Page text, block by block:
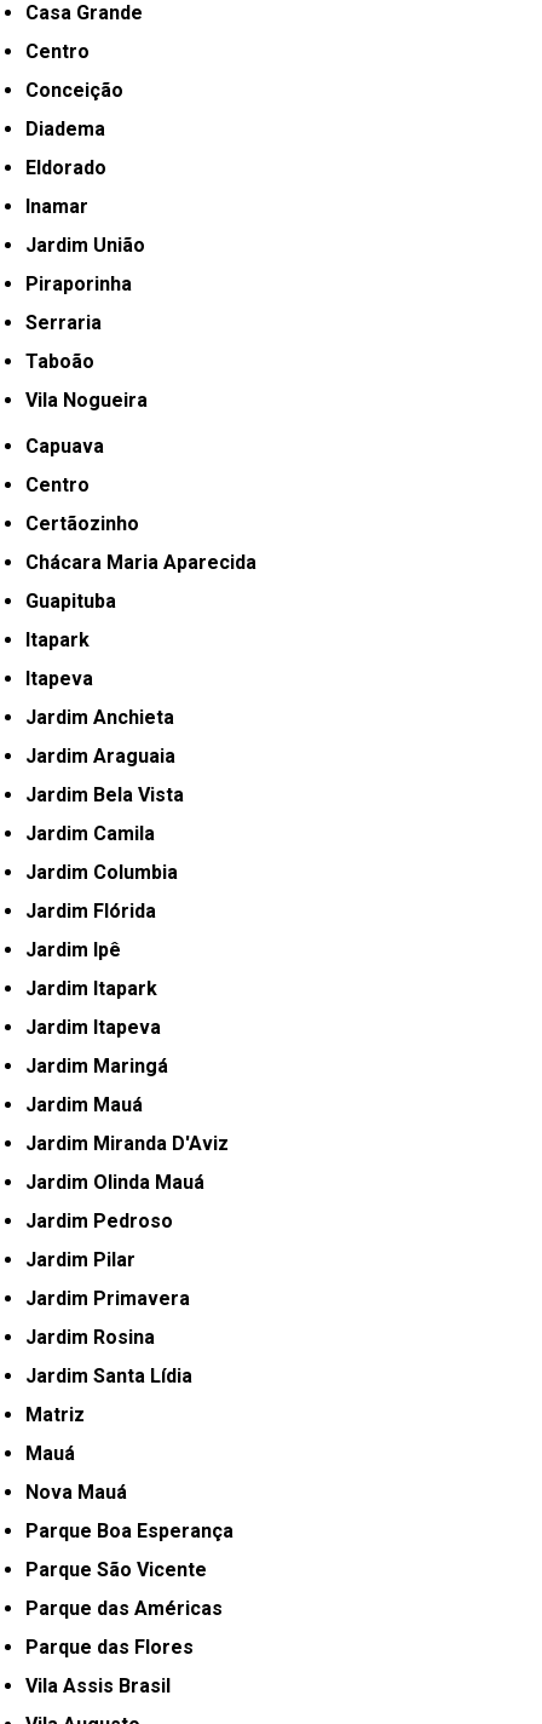
Casa Grande
Centro
Conceição
Diadema
Eldorado
Inamar
Jardim União
Piraporinha
Serraria
Taboão
Vila Nogueira
Capuava
Centro
Certãozinho
Chácara Maria Aparecida
Guapituba
Itapark
Itapeva
Jardim Anchieta
Jardim Araguaia
Jardim Bela Vista
Jardim Camila
Jardim Columbia
Jardim Flórida
Jardim Ipê
Jardim Itapark
Jardim Itapeva
Jardim Maringá
Jardim Mauá
Jardim Miranda D'Aviz
Jardim Olinda Mauá
Jardim Pedroso
Jardim Pilar
Jardim Primavera
Jardim Rosina
Jardim Santa Lídia
Matriz
Mauá
Nova Mauá
Parque Boa Esperança
Parque São Vicente
Parque das Américas
Parque das Flores
Vila Assis Brasil